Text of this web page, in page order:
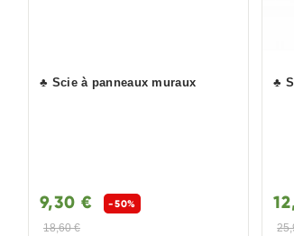
♣ Scie à panneaux muraux
9,30 €
-50%
18,60 €
♣